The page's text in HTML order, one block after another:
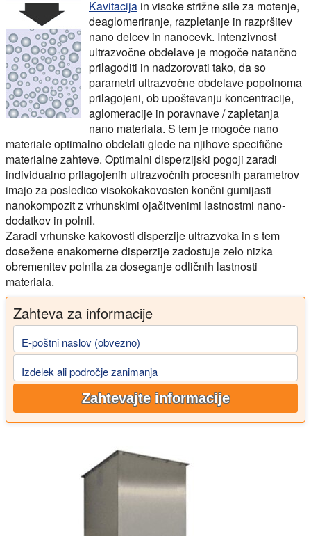
Kavitacija in visoke strižne sile za motenje,
deaglomeriranje, razpletanje in razpršitev
nano delcev in nanocevk. Intenzivnost
ultrazvočne obdelave je mogoče natančno
prilagoditi in nadzorovati tako, da so
parametri ultrazvočne obdelave popolnoma
prilagojeni, ob upoštevanju koncentracije,
aglomeracije in poravnave / zapletanja
nano materiala. S tem je mogoče nano
materiale optimalno obdelati glede na njihove specifične
materialne zahteve. Optimalni disperzijski pogoji zaradi
individualno prilagojenih ultrazvočnih procesnih parametrov
imajo za posledico visokokakovosten končni gumijasti
nanokompozit z vrhunskimi ojačitvenimi lastnostmi nano-
dodatkov in polnil.
Zaradi vrhunske kakovosti disperzije ultrazvoka in s tem
dosežene enakomerne disperzije zadostuje zelo nizka
obremenitev polnila za doseganje odličnih lastnosti
materiala.
Zahteva za informacije
E-poštni naslov (obvezno)
Izdelek ali področje zanimanja
Zahtevajte informacije